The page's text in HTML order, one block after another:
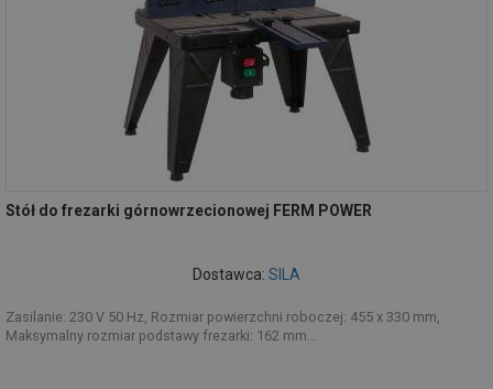
Stół do frezarki górnowrzecionowej FERM POWER
Dostawca: SILA
Zasilanie: 230 V 50 Hz, Rozmiar powierzchni roboczej: 455 x 330 mm,
Maksymalny rozmiar podstawy frezarki: 162 mm...